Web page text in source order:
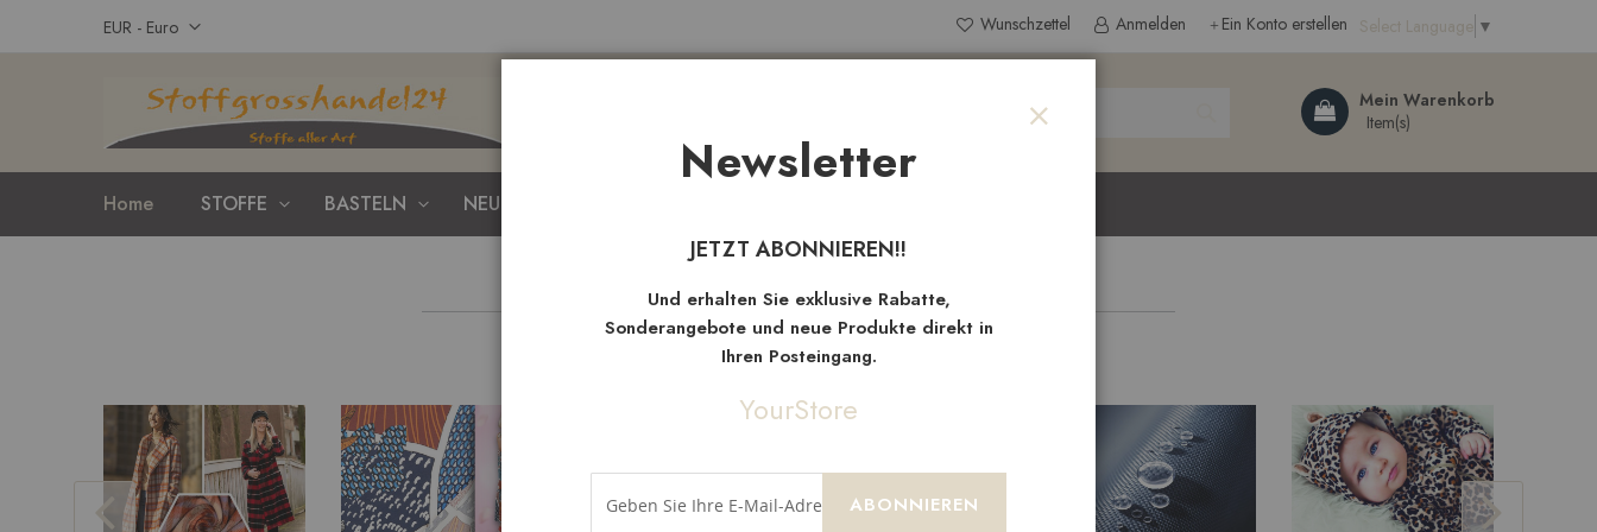
Inhalt
springen
Select Language ▼
EUR - Euro Wunschzettel Anmelden Ein Konto erstellen
Mein Warenkorb
Home STOFFE BASTELN NEUHEITEN
NeueArtikel
Newsletter
JETZT ABONNIEREN!!
Und erhalten Sie exklusive Rabatte,
Sonderangebote und neue Produkte direkt in
Ihren Posteingang.
YourStore
ABONNIEREN